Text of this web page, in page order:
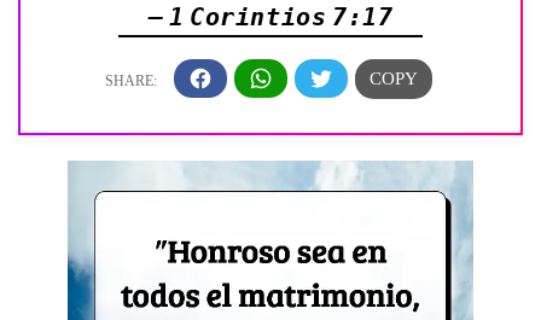
— 1 Corintios 7:17